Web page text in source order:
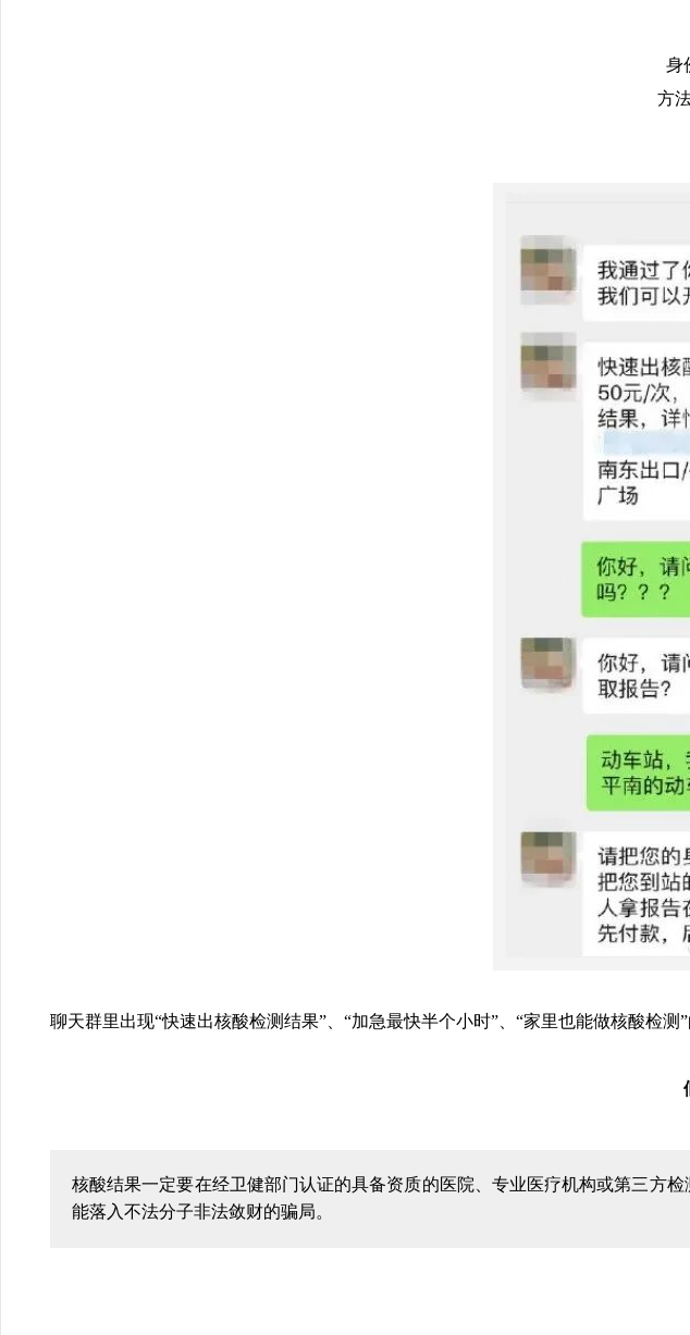
身
方
聊天群里出现“快速出核酸检测结果”、“加急最快半个小时”、“家里也能做核酸检测
核酸结果一定要在经卫健部门认证的具备资质的医院、专业医疗机构或第三方
能落入不法分子非法敛财的骗局。